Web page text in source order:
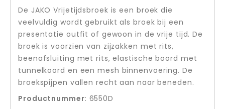
De JAKO Vrijetijdsbroek is een broek die
veelvuldig wordt gebruikt als broek bij een
presentatie outfit of gewoon in de vrije tijd. De
broek is voorzien van zijzakken met rits,
beenafsluiting met rits, elastische boord met
tunnelkoord en een mesh binnenvoering. De
broekspijpen vallen recht aan naar beneden.
Productnummer: 6550D